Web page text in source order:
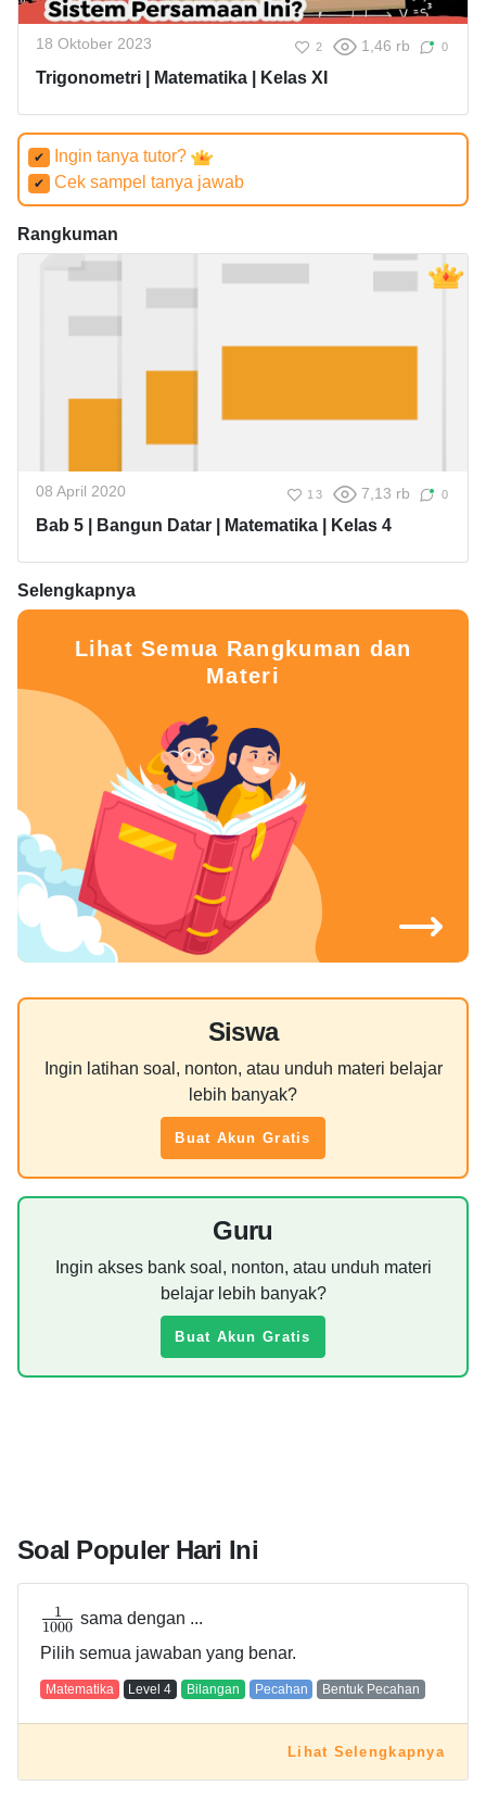
18 Oktober 2023 2 1,46 rb 0
Trigonometri | Matematika | Kelas XI
✔ Ingin tanya tutor?
✔ Cek sampel tanya jawab
Rangkuman
08 April 2020 13 7,13 rb 0
Bab 5 | Bangun Datar | Matematika | Kelas 4
Selengkapnya
Lihat Semua Rangkuman dan
Materi
Siswa
Ingin latihan soal, nonton, atau unduh materi belajar
lebih banyak?
Buat Akun Gratis
Guru
Ingin akses bank soal, nonton, atau unduh materi
belajar lebih banyak?
Buat Akun Gratis
Soal Populer Hari Ini
1000
1
sama dengan ...
Pilih semua jawaban yang benar.
Matematika Level 4 Bilangan Pecahan Bentuk Pecahan
Lihat Selengkapnya